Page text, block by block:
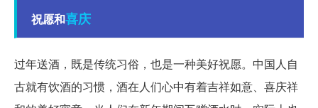
祝愿和喜庆
过年送酒，既是传统习俗，也是一种美好祝愿。中国人自
古就有饮酒的习惯，酒在人们心中有着吉祥如意、喜庆祥